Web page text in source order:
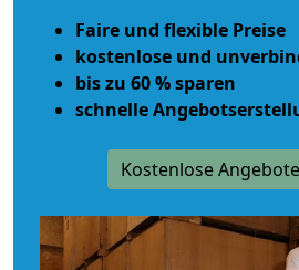
Faire und flexible Preise
kostenlose und
bis zu 60 % sparen
schnelle
Kostenlose